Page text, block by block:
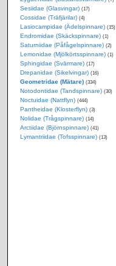
Sesiidae (Glasvingar) (17)
Cossidae (Träfjärilar) (4)
Lasiocampidae (Ädelspinnare) (15)
Endromidae (Skäckspinnare) (1)
Saturniidae (Påfågelspinnare) (2)
Lemonidae (Mjölkörtsspinnare) (1)
Sphingidae (Svärmare) (17)
Drepanidae (Sikelvingar) (16)
Geometridae (Mätare) (334)
Notodontidae (Tandspinnare) (30)
Noctuidae (Nattflyn) (444)
Pantheidae (Klosterflyn) (3)
Nolidae (Trågspinnare) (14)
Arctiidae (Björnspinnare) (41)
Lymantriidae (Tofsspinnare) (13)